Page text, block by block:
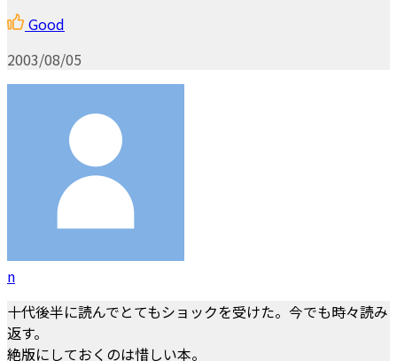
Good
2003/08/05
n
十代後半に読んでとてもショックを受けた。今でも時々読み
返す。
絶版にしておくのは惜しい本。